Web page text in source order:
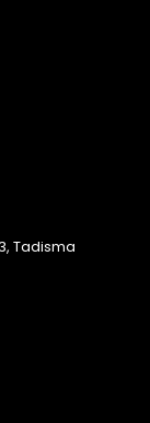
Tadisma